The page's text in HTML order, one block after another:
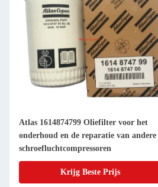
Atlas 1614874799 Oliefilter voor het
onderhoud en de reparatie van andere
schroefluchtcompressoren
Krijg Beste Prijs